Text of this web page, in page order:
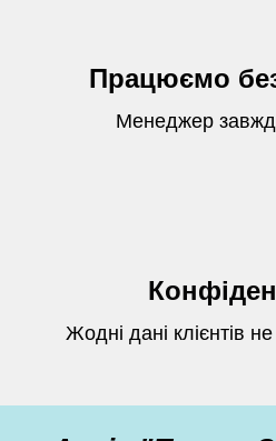
Працюємо
Менеджер
Жодні дані клієнтів